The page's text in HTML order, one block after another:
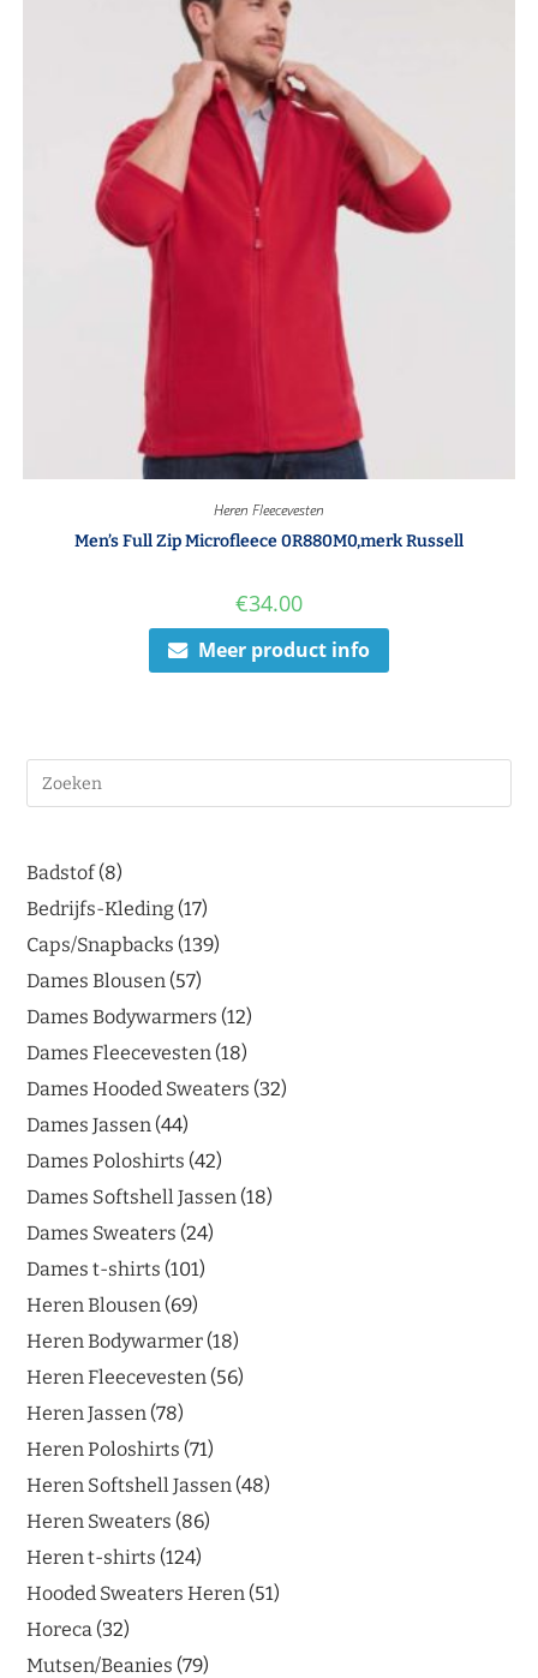
Heren Fleecevesten
Men’s Full Zip Microfleece 0R880M0,merk Russell
€34.00
Meer product info
Badstof 8
Bedrijfs-Kleding 17
Caps/Snapbacks 139
Dames Blousen 57
Dames Bodywarmers 12
Dames Fleecevesten 18
Dames Hooded Sweaters 32
Dames Jassen 44
Dames Poloshirts 42
Dames Softshell Jassen 18
Dames Sweaters 24
Dames t-shirts 101
Heren Blousen 69
Heren Bodywarmer 18
Heren Fleecevesten 56
Heren Jassen 78
Heren Poloshirts 71
Heren Softshell Jassen 48
Heren Sweaters 86
Heren t-shirts 124
Hooded Sweaters Heren 51
Horeca 32
Mutsen/Beanies 79